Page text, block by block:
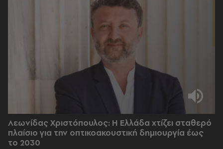
Λεωνίδας Χριστόπουλος: Η Ελλάδα χτίζει σταθερό
πλαίσιο για την οπτικοακουστική δημιουργία έως
το 2030